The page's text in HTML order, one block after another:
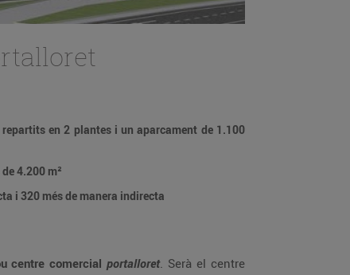
en 2 plantes i un aparcament de 1.100
4.200 m²
i 320 més de manera indirecta
centre comercial portalloret. Serà el centre